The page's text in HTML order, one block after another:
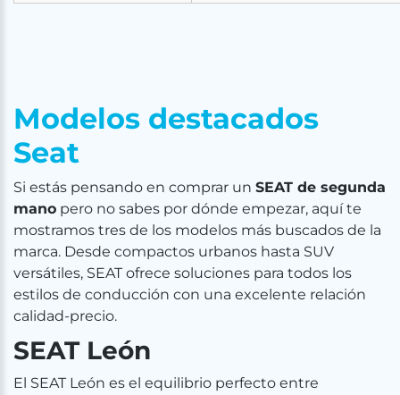
Modelos destacados
Seat
Si estás pensando en comprar un SEAT de segunda
mano pero no sabes por dónde empezar, aquí te
mostramos tres de los modelos más buscados de la
marca. Desde compactos urbanos hasta SUV
versátiles, SEAT ofrece soluciones para todos los
estilos de conducción con una excelente relación
calidad-precio.
SEAT León
El SEAT León es el equilibrio perfecto entre